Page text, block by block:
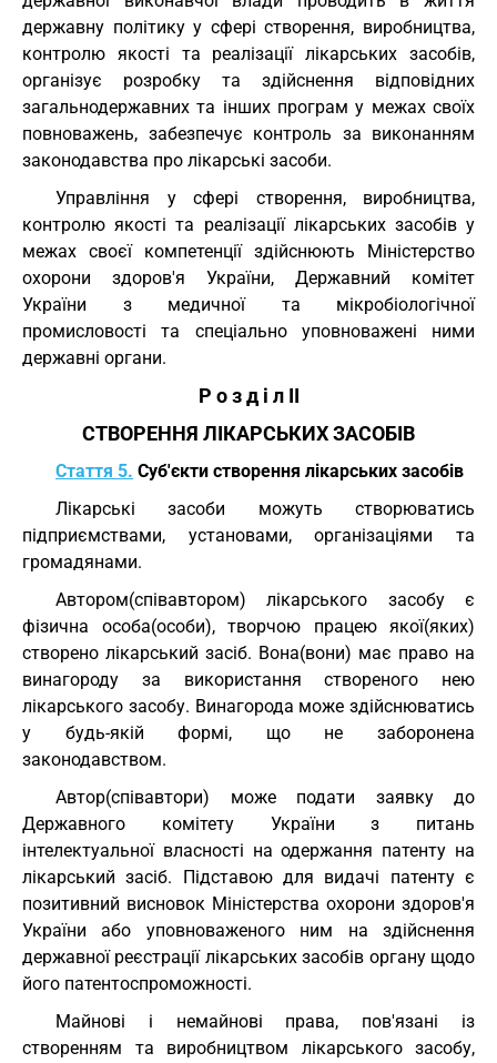
державну політику у сфері створення, виробництва,
контролю якості та реалізації лікарських засобів,
організує розробку та здійснення відповідних
загальнодержавних та інших програм у межах своїх
повноважень, забезпечує контроль за виконанням
законодавства про лікарські засоби.
Управління у сфері створення, виробництва,
контролю якості та реалізації лікарських засобів у
межах своєї компетенції здійснюють Міністерство
охорони здоров'я України, Державний комітет
України з медичної та мікробіологічної
промисловості та спеціально уповноважені ними
державні органи.
Р о з д і л II
СТВОРЕННЯ ЛІКАРСЬКИХ ЗАСОБІВ
Стаття 5. Суб'єкти створення лікарських засобів
Лікарські засоби можуть створюватись
підприємствами, установами, організаціями та
громадянами.
Автором(співавтором) лікарського засобу є
фізична особа(особи), творчою працею якої(яких)
створено лікарський засіб. Вона(вони) має право на
винагороду за використання створеного нею
лікарського засобу. Винагорода може здійснюватись
у будь-якій формі, що не заборонена
законодавством.
Автор(співавтори) може подати заявку до
Державного комітету України з питань
інтелектуальної власності на одержання патенту на
лікарський засіб. Підставою для видачі патенту є
позитивний висновок Міністерства охорони здоров'я
України або уповноваженого ним на здійснення
державної реєстрації лікарських засобів органу щодо
його патентоспроможності.
Майнові і немайнові права, пов'язані із
створенням та виробництвом лікарського засобу,